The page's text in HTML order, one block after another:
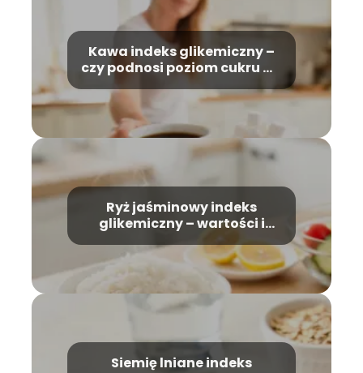
Kawa indeks glikemiczny –
czy podnosi poziom cukru we
krwi?
Ryż jaśminowy indeks
glikemiczny – wartości i
Siemię lniane indeks